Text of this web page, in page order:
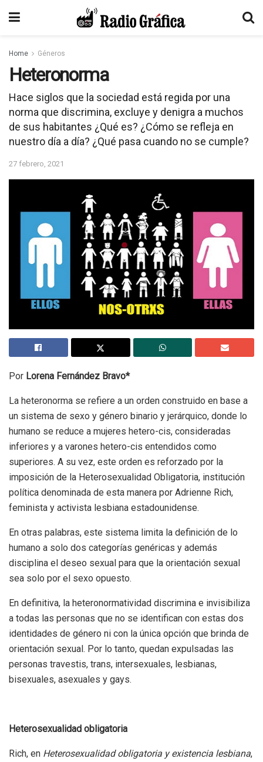
Home Géneros
Heteronorma
Hace siglos que la sociedad está regida por una
norma que discrimina, excluye y denigra a muchos
de sus habitantes ¿Qué es? ¿Cómo se refleja en
nuestro día a día? ¿Qué pasa cuando no se cumple?
27 febrero, 2021
Por Lorena Fernández Bravo*
La heteronorma se refiere a un orden construido en base a
un sistema de sexo y género binario y jerárquico, donde lo
humano se reduce a mujeres hetero-cis, consideradas
inferiores y a varones hetero-cis entendidos como
superiores. A su vez, este orden es reforzado por la
imposición de la Heterosexualidad Obligatoria, institución
política denominada de esta manera por Adrienne Rich,
feminista y activista lesbiana estadounidense.
En otras palabras, este sistema limita la definición de lo
humano a solo dos categorías genéricas y además
disciplina el deseo sexual para que la orientación sexual
sea solo por el sexo opuesto.
En definitiva, la heteronormatividad discrimina e invisibiliza
a todas las personas que no se identifican con estas dos
identidades de género ni con la única opción que brinda de
orientación sexual. Por lo tanto, quedan expulsadas las
personas travestis, trans, intersexuales, lesbianas,
bisexuales, asexuales y gays.
Heterosexualidad obligatoria
Rich, en Heterosexualidad obligatoria y existencia lesbiana,